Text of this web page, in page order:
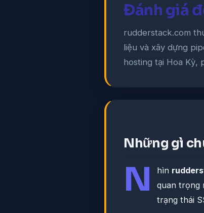
Đánh giá
rudderstack.com
liệu và xây dựng
hosting tại Hoa Kỳ,
Những gì
N hìn
quan trọng
trạng thái